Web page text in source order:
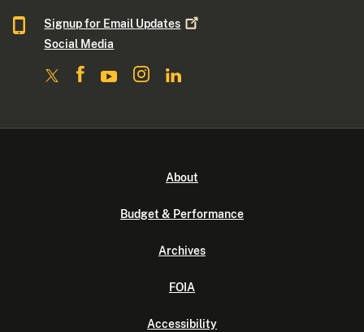
Signup for Email Updates
Social Media
About
Budget & Performance
Archives
FOIA
Accessibility